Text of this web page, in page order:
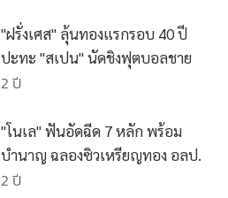
"ฝรั่งเศส" ลุ้นทองแรกรอบ 40 ปี
ปะทะ "สเปน" นัดชิงฟุตบอลชาย
2 ปี
"โนเล" ฟันอัดฉีด 7 หลัก พร้อม
บำนาญ ฉลองซิวเหรียญทอง อลป.
2 ปี